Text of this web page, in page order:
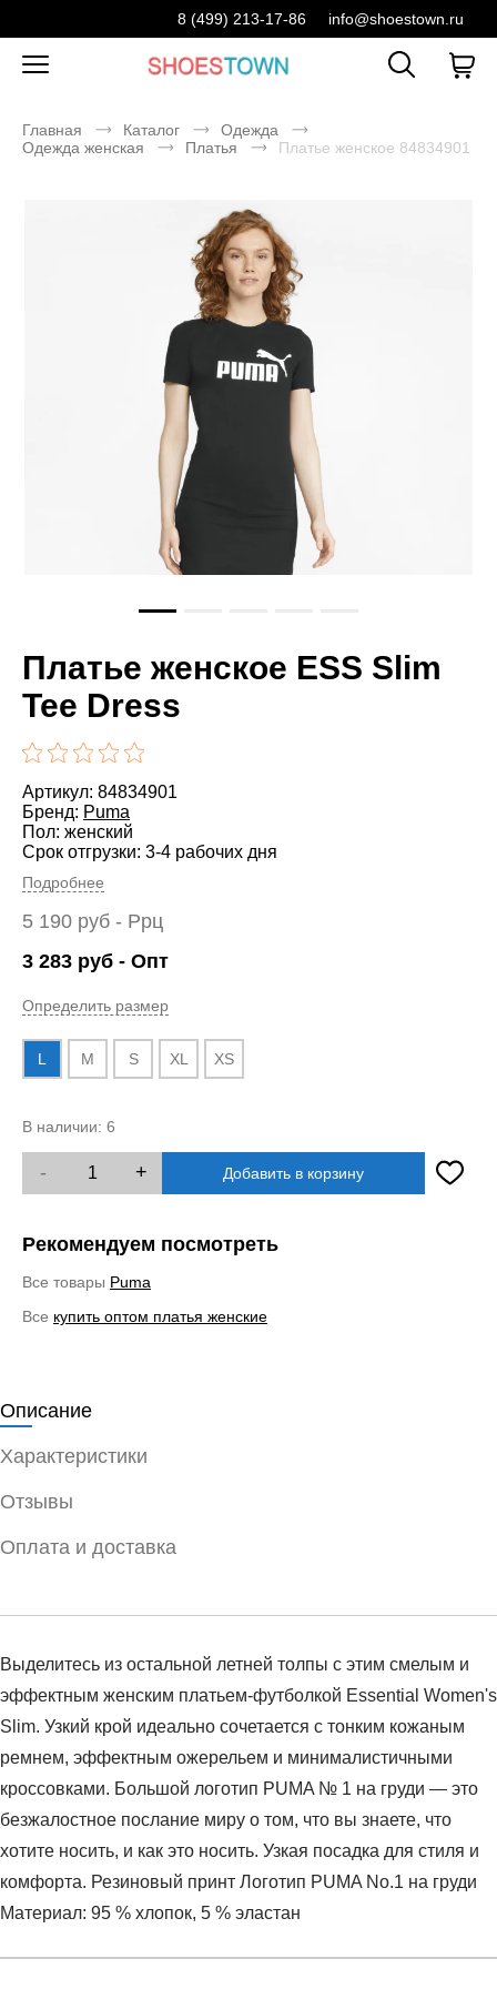
8 (499) 213-17-86 info@shoestown.ru
Главная Каталог
Одежда
Одежда женская
Платья Платье женское 84834901
Платье женское ESS Slim
Tee Dress
Артикул: 84834901
Бренд: Puma
Пол: женский
Срок отгрузки: 3-4 рабочих дня
Подробнее
5 190 руб - Ррц
3 283 руб - Опт
Определить размер
L M S XL XS
В наличии: 6
- + Добавить в корзину
Рекомендуем посмотреть
Все товары Puma
Все купить оптом платья женские
Описание
Характеристики
Отзывы
Оплата и доставка
Выделитесь из остальной летней толпы с этим смелым и
эффектным женским платьем-футболкой Essential Women's
Slim. Узкий крой идеально сочетается с тонким кожаным
ремнем, эффектным ожерельем и минималистичными
кроссовками. Большой логотип PUMA № 1 на груди — это
безжалостное послание миру о том, что вы знаете, что
хотите носить, и как это носить. Узкая посадка для стиля и
комфорта. Резиновый принт Логотип PUMA No.1 на груди
Материал: 95 % хлопок, 5 % эластан